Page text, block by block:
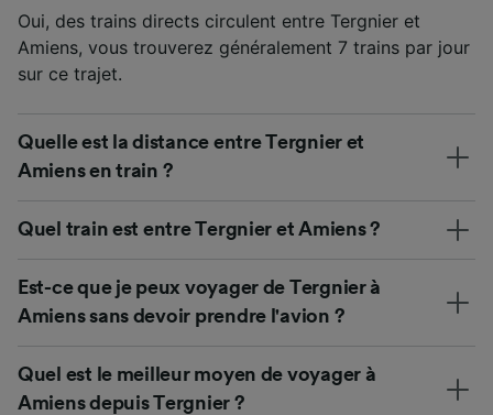
Oui, des trains directs circulent entre Tergnier et
Amiens, vous trouverez généralement 7 trains par jour
sur ce trajet.
Quelle est la distance entre Tergnier et
Amiens en train ?
Quel train est entre Tergnier et Amiens ?
Est-ce que je peux voyager de Tergnier à
Amiens sans devoir prendre l'avion ?
Quel est le meilleur moyen de voyager à
Amiens depuis Tergnier ?